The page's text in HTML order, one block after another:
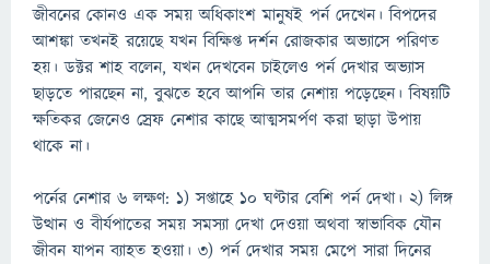
জীবনের কোনও এক সময় অধিকাংশ মানুষই পর্ন দেখেন। বিপদের
আশঙ্কা তখনই রয়েছে যখন বিক্ষিপ্ত দর্শন রোজকার অভ্যাসে পরিণত
হয়। ডক্টর শাহ বলেন, যখন দেখবেন চাইলেও পর্ন দেখার অভ্যাস
ছাড়তে পারছেন না, বুঝতে হবে আপনি তার নেশায় পড়েছেন। বিষয়টি
ক্ষতিকর জেনেও স্রেফ নেশার কাছে আত্মসমর্পণ করা ছাড়া উপায়
থাকে না।
পর্নের নেশার ৬ লক্ষণ: ১) সপ্তাহে ১০ ঘণ্টার বেশি পর্ন দেখা। ২) লিঙ্গ
উত্থান ও বীর্যপাতের সময় সমস্যা দেখা দেওয়া অথবা স্বাভাবিক যৌন
জীবন যাপন ব্যাহত হওয়া। ৩) পর্ন দেখার সময় মেপে সারা দিনের